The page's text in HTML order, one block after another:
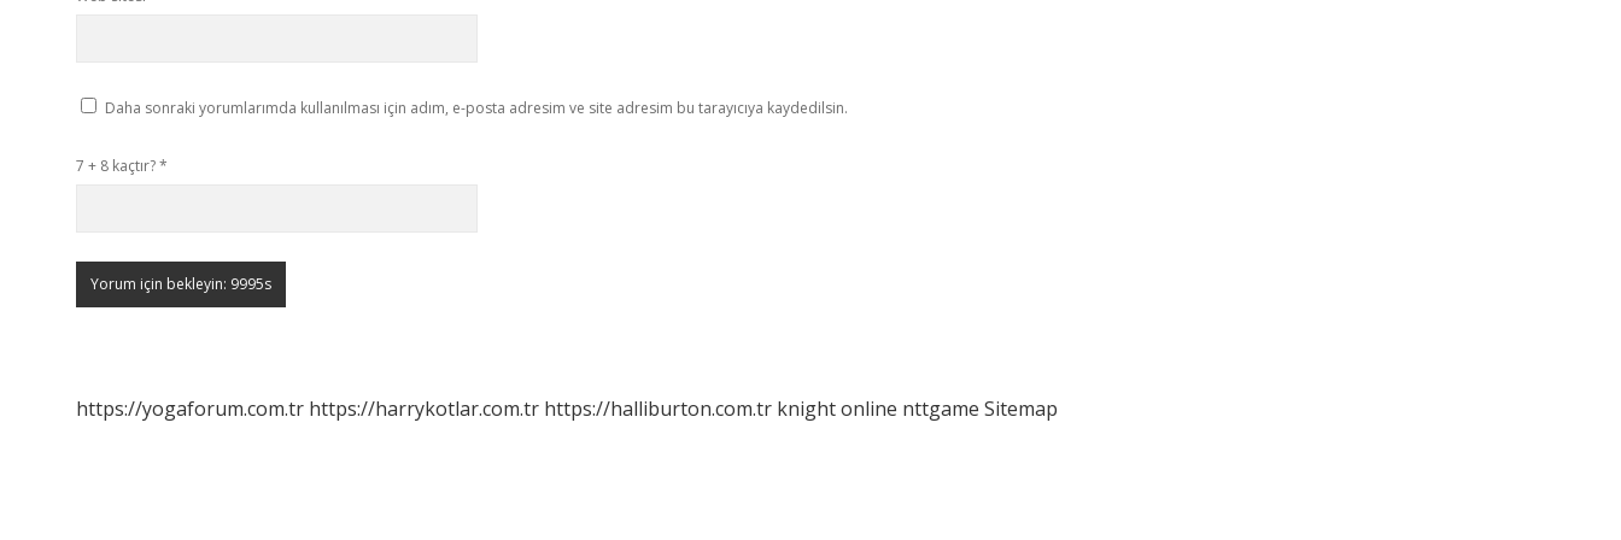
Daha sonraki yorumlarımda kullanılması için adım, e-posta adresim ve site adresim bu tarayıcıya kaydedilsin.
7 + 8 kaçtır?*
https://yogaforum.com.tr https://harrykotlar.com.tr https://halliburton.com.tr knight online nttgame Sitemap